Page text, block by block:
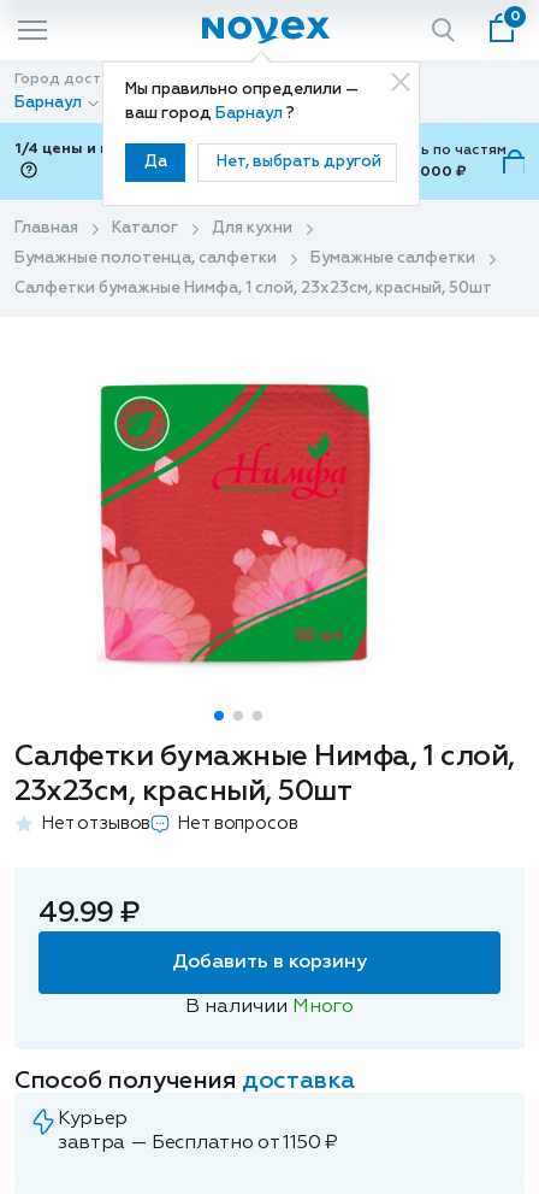
Мы правильно определили —
ваш город Барнаул ?
Да Нет, выбрать другой
0
Город доставки
Барнаул
Способ доставки
Доставка
1/4 цены и покупки ваши с Подели
Можно оплатить по частям
от 700 ₽ до 15,000 ₽
Главная Каталог
Для кухни
Бумажные полотенца, салфетки
Бумажные салфетки
Салфетки бумажные Нимфа, 1 слой, 23х23см, красный, 50шт
Салфетки бумажные Нимфа, 1 слой,
23х23см, красный, 50шт
Нет отзывов Нет вопросов
49.99 ₽
Добавить в корзину
В наличии Много
Способ получения доставка
Курьер
завтра — Бесплатно от 1150 ₽